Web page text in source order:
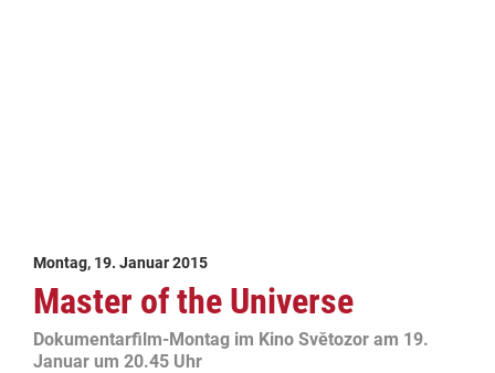
Montag, 19. Januar 2015
Master of the Universe
Dokumentarfilm-Montag im Kino Světozor am 19.
Januar um 20.45 Uhr